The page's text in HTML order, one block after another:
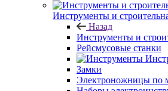
Инструменты и
Назад
Инструменты и
Рейсмусовые станки
Замки
Электроножницы по